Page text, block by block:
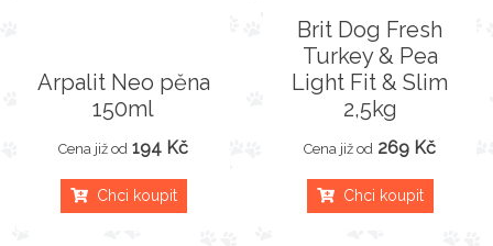
Arpalit Neo pěna
150ml
Cena již od 194 Kč
Chci koupit
Brit Dog Fresh
Turkey & Pea
Light Fit & Slim
2,5kg
Cena již od 269 Kč
Chci koupit